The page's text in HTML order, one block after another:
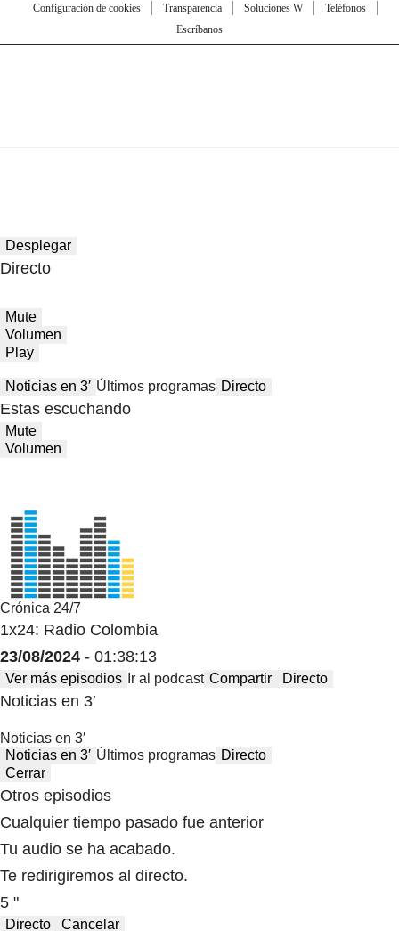
Configuración de cookies
Transparencia Soluciones W
Teléfonos
Escríbanos
Desplegar
Directo
Mute
Volumen
Play
Noticias en 3′ Últimos programas Directo
Estas escuchando
Mute
Volumen
Crónica 24/7
1x24: Radio Colombia
23/08/2024 - 01:38:13
Ver más episodios Ir al podcast Compartir Directo
Noticias en 3′
Noticias en 3′
Noticias en 3′ Últimos programas Directo
Cerrar
Otros episodios
Cualquier tiempo pasado fue anterior
Tu audio se ha acabado.
Te redirigiremos al directo.
5 "
Directo Cancelar